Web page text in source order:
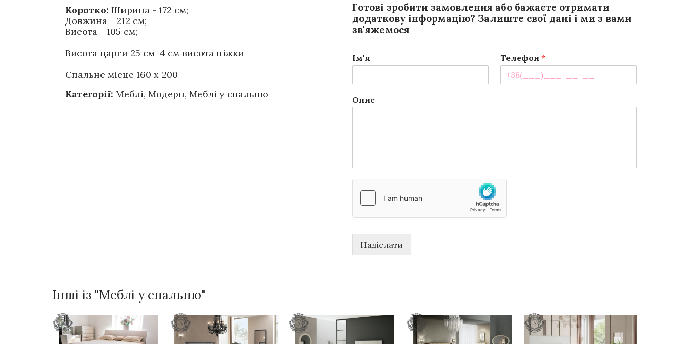
Коротко: Ширина - 172 см;
Довжина - 212 см;
Висота - 105 см;
Висота царги 25 см+4 см висота ніжки
Спальне місце 160 х 200
Категорії: Меблі, Модерн, Меблі у спальню
Готові зробити замовлення або бажаєте отримати
додаткову інформацію? Залиште свої дані і ми з вами
зв'яжемося
Ім'я Телефон *
Опис
Надіслати
Інші із "Меблі у спальню"